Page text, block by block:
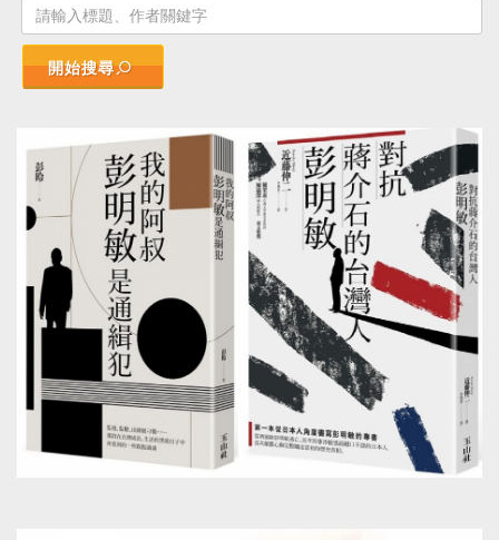
開始搜尋